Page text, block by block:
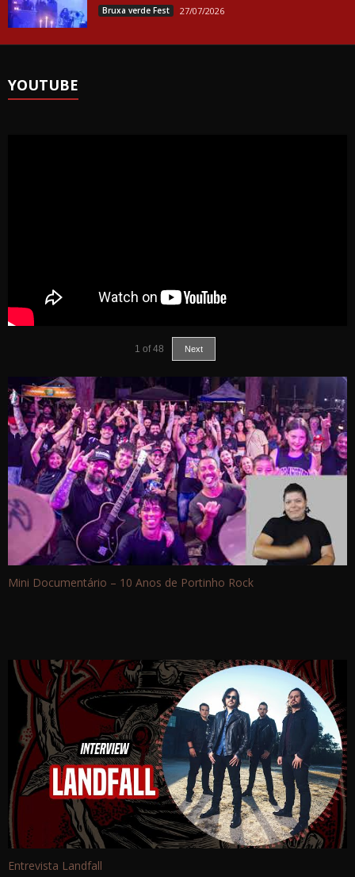
Bruxa verde Fest 27/07/2026
YOUTUBE
1 of 48 Next
Mini Documentário – 10 Anos de Portinho Rock
Entrevista Landfall